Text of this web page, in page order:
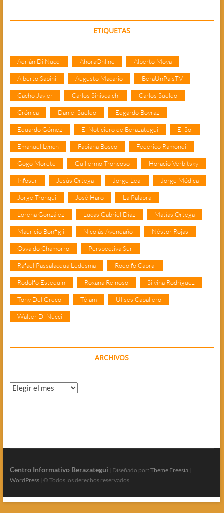
ETIQUETAS
Adrián Di Nucci AhoraOnline Alberto Moya
Alberto Sabini Augusto Macario BeraUnPaisTV
Cacho Javier Carlos Siniscalchi Carlos Sueldo
Crónica Daniel Sueldo Edgardo Boyraz
Eduardo Gómez El Noticiero de Berazategui El Sol
Emanuel Lynch Fabiana Bosco Federico Ramondi
Gogo Morete Guillermo Troncoso Horacio Verbitsky
Infosur Jesús Ortega Jorge Leal Jorge Módica
Jorge Tronqui José Haro La Palabra
Lorena González Lucas Gabriel Díaz Matías Ortega
Mauricio Bonfigli Nicolás Avendaño Néstor Rojas
Osvaldo Chamorro Perspectiva Sur
Rafael Passalacqua Ledesma Rodolfo Cabral
Rodolfo Estequin Roxana Reinoso Silvina Rodríguez
Tony Del Greco Télam Ulises Caballero
Walter Di Nucci
ARCHIVOS
Archivos
Centro Informativo Berazategui | Diseñado por: Theme Freesia|
WordPress| © Todos los derechos reservados